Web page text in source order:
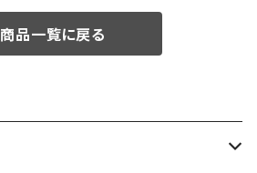
商品一覧に戻る